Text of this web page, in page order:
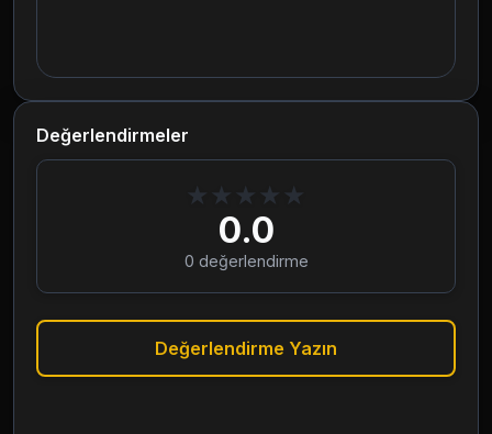
Değerlendirmeler
★ ★ ★ ★ ★
0.0
0 değerlendirme
Değerlendirme Yazın